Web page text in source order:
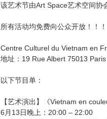
该艺术节由Art Space艺术空间协
所有活动均免费向公众开放！！！
Centre Culturel du Vietnam en
地址：19 Rue Albert 75013 Paris
以下节目单：
【艺术演出】《Vietnam en
6月13日晚上：20:00 – 22:00